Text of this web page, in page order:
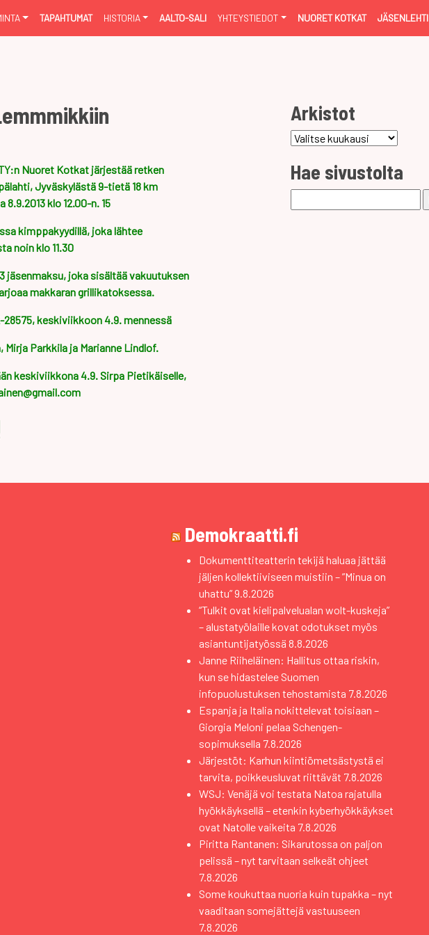
TAPAHTUMAT HISTORIA AALTO-SALI YHTEYSTIEDOT NUORET KOTKAT JÄSENLEHTI
Nuoret Kotkat järjestää retken
Jyväskylästä 9-tietä 18 km
klo 12.00-n. 15
kimppakyydillä, joka lähtee
noin klo 11.30
jäsenmaksu, joka sisältää vakuutuksen
makkaran grillikatoksessa.
keskiviikkoon 4.9. mennessä
Parkkila ja Marianne Lindlof.
keskiviikkona 4.9. Sirpa Pietikäiselle,
Arkistot
Arkistot
Hae sivustolta
Demokraatti.fi
Dokumenttiteatterin tekijä haluaa jättää
jäljen kollektiiviseen muistiin – ”Minua on
uhattu”9.8.2026
“Tulkit ovat kielipalvelualan wolt-kuskeja”
– alustatyölaille kovat odotukset myös
asiantuntijatyössä 8.8.2026
Janne Riiheläinen: Hallitus ottaa riskin,
kun se hidastelee Suomen
infopuolustuksen tehostamista 7.8.2026
Espanja ja Italia nokittelevat toisiaan –
Giorgia Meloni pelaa Schengen-
sopimuksella 7.8.2026
Järjestöt: Karhun kiintiömetsästystä ei
tarvita, poikkeusluvat riittävät 7.8.2026
WSJ: Venäjä voi testata Natoa rajatulla
hyökkäyksellä – etenkin kyberhyökkäykset
ovat Natolle vaikeita 7.8.2026
Piritta Rantanen: Sikarutossa on paljon
pelissä – nyt tarvitaan selkeät ohjeet
7.8.2026
Some koukuttaa nuoria kuin tupakka – nyt
vaaditaan somejättejä vastuuseen
7.8.2026